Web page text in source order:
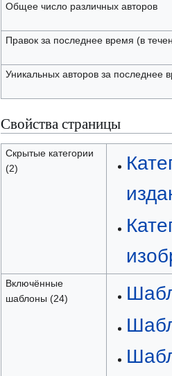
Общее число различных авторов
Правок за последнее время (в
Уникальных авторов за последнее
Свойства страницы
Скрытые категории
(2)
Включённые
шаблоны (24)